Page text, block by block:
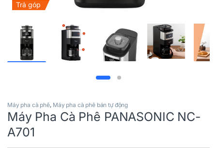
Trả góp
Máy pha cà phê, Máy pha cà phê bán tự động
Máy Pha Cà Phê PANASONIC NC-
A701